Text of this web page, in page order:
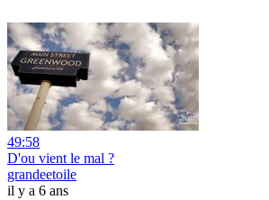
49:58
D'ou vient le mal ?
grandeetoile
il y a 6 ans